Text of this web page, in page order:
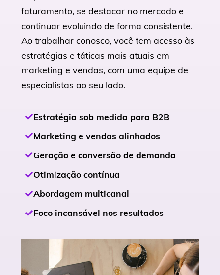
faturamento, se destacar no mercado e
continuar evoluindo de forma consistente.
Ao trabalhar conosco, você tem acesso às
estratégias e táticas mais atuais em
marketing e vendas, com uma equipe de
especialistas ao seu lado.
Estratégia sob medida para B2B
Marketing e vendas alinhados
Geração e conversão de demanda
Otimização contínua
Abordagem multicanal
Foco incansável nos resultados